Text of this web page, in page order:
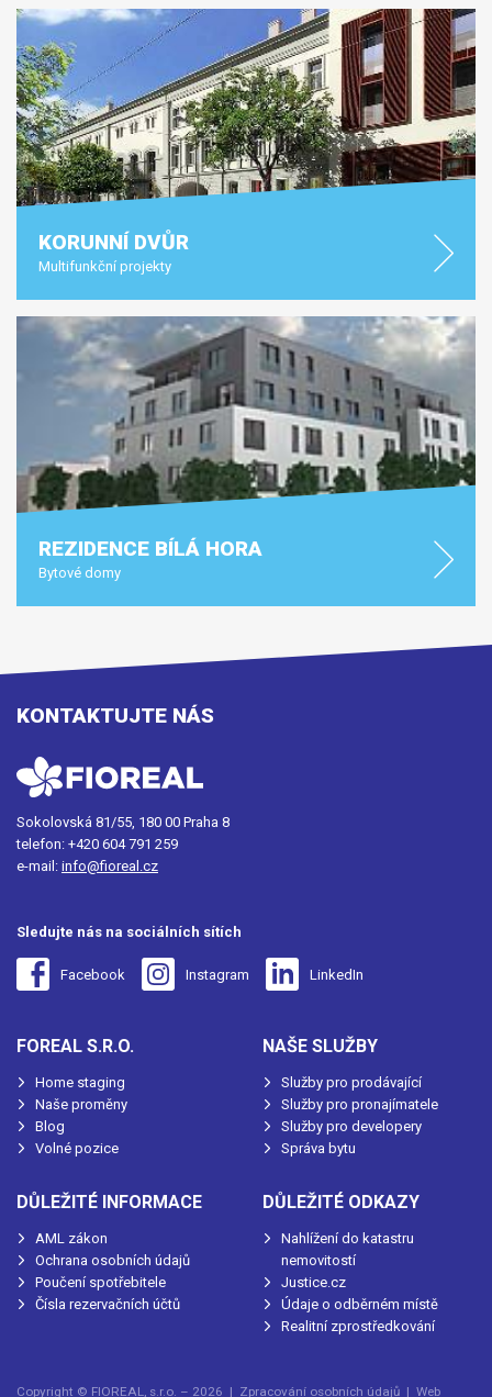
KORUNNÍ DVŮR
Multifunkční projekty
REZIDENCE BÍLÁ HORA
Bytové domy
KONTAKTUJTE NÁS
Sokolovská 81/55, 180 00 Praha 8
telefon: +420 604 791 259
e-mail: info@fioreal.cz
Sledujte nás na sociálních sítích
Facebook Instagram LinkedIn
FOREAL S.R.O.
Home staging
Naše proměny
Blog
Volné pozice
DŮLEŽITÉ INFORMACE
AML zákon
Ochrana osobních údajů
Poučení spotřebitele
Čísla rezervačních účtů
NAŠE SLUŽBY
Služby pro prodávající
Služby pro pronajímatele
Služby pro developery
Správa bytu
DŮLEŽITÉ ODKAZY
Nahlížení do katastru
nemovitostí
Justice.cz
Údaje o odběrném místě
Realitní zprostředkování
Copyright © FIOREAL, s.r.o. – 2026 | Zpracování osobních údajů | Web